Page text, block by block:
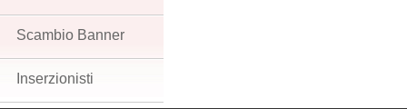
Scambio Banner
Inserzionisti